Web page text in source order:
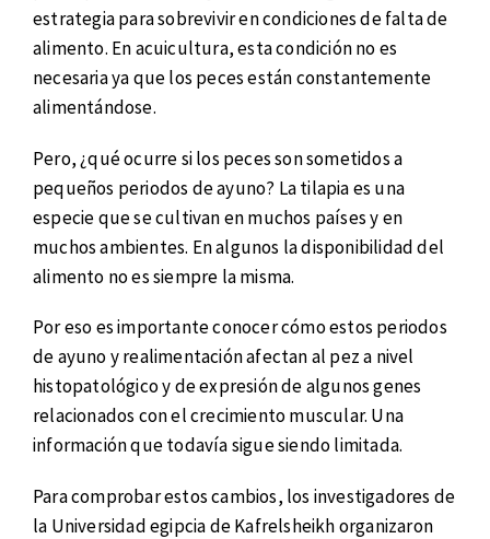
estrategia para sobrevivir en condiciones de falta de
alimento. En acuicultura, esta condición no es
necesaria ya que los peces están constantemente
alimentándose.
Pero, ¿qué ocurre si los peces son sometidos a
pequeños periodos de ayuno? La tilapia es una
especie que se cultivan en muchos países y en
muchos ambientes. En algunos la disponibilidad del
alimento no es siempre la misma.
Por eso es importante conocer cómo estos periodos
de ayuno y realimentación afectan al pez a nivel
histopatológico y de expresión de algunos genes
relacionados con el crecimiento muscular. Una
información que todavía sigue siendo limitada.
Para comprobar estos cambios, los investigadores de
la Universidad egipcia de Kafrelsheikh organizaron